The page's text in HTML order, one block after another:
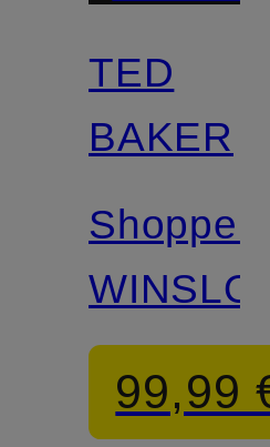
TED
BAKER
Shopper
99,99